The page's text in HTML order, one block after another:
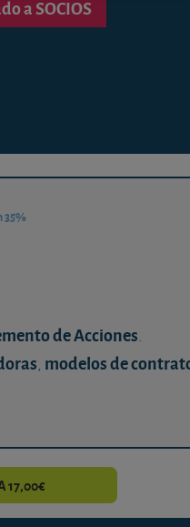
a SOCIOS
35%
de Acciones.
, modelos de
17,00€